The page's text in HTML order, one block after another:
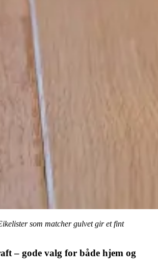
som matcher gulvet gir et fint
– gode valg for både hjem og